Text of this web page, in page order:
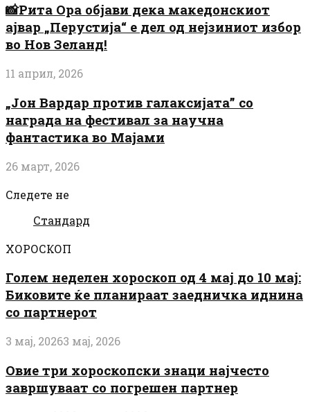
📸Рита Ора објави дека македонскиот
ајвар „Перустија“ е дел од нејзиниот избор
во Нов Зеланд!
11 април, 2026
„Јон Вардар против галаксијата” со
награда на фестивал за научна
фантастика во Мајами
26 март, 2026
Следете не
Стандард
ХОРОСКОП
Голем неделен хороскоп од 4 мај до 10 мај:
Биковите ќе планираат заедничка иднина
со партнерот
3 мај, 20263 мај, 2026
Овие три хороскопски знаци најчесто
завршуваат со погрешен партнер